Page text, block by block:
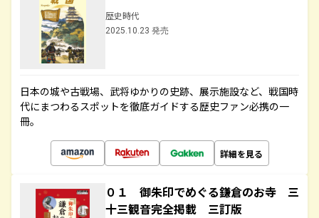
歴史時代
2025.10.23 発売
日本の城や古戦場、武将ゆかりの史跡、展示施設など、戦国時
代にまつわるスポットを徹底ガイドする歴史ファン必携の一
冊。
詳細を見る
０１ 御朱印でめぐる鎌倉のお寺 三
十三観音完全掲載 三訂版